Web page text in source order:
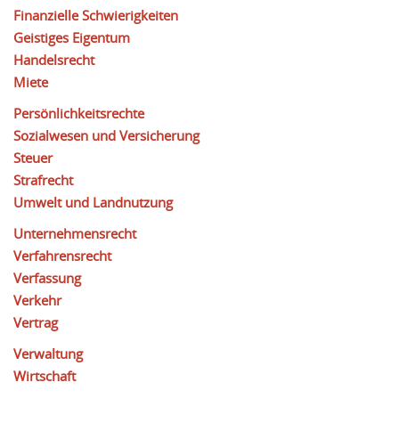
Finanzielle Schwierigkeiten
Geistiges Eigentum
Handelsrecht
Miete
Persönlichkeitsrechte
Sozialwesen und Versicherung
Steuer
Strafrecht
Umwelt und Landnutzung
Unternehmensrecht
Verfahrensrecht
Verfassung
Verkehr
Vertrag
Verwaltung
Wirtschaft